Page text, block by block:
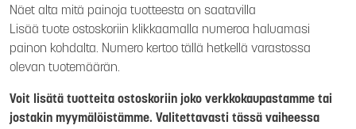
Näet alta mitä painoja tuotteesta on saatavilla
Lisää tuote ostoskoriin klikkaamalla numeroa haluamasi
painon kohdalta. Numero kertoo tällä hetkellä varastossa
olevan tuotemäärän.
Voit lisätä tuotteita ostoskoriin joko verkkokaupastamme tai
jostakin myymälöistämme. Valitettavasti tässä vaiheessa